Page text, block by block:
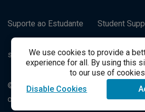
We use cookies to provide a
experience for all. By using this
to our use of
Disable Cookies
Suporte ao Estudante Student
success@vitalsource.com
© Direito Autoral 2021 VitalSource
os Direitos Reservados